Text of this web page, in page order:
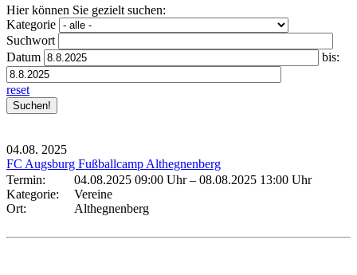
Hier können Sie gezielt suchen:
Kategorie
Suchwort
Datum
bis:
reset
04.08. 2025
FC Augsburg Fußballcamp Althegnenberg
Termin:
04.08.2025 09:00 Uhr– 08.08.2025 13:00 Uhr
Kategorie:
Vereine
Ort:
Althegnenberg